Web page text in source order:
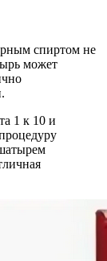
спиртом не
может
1 к 10 и